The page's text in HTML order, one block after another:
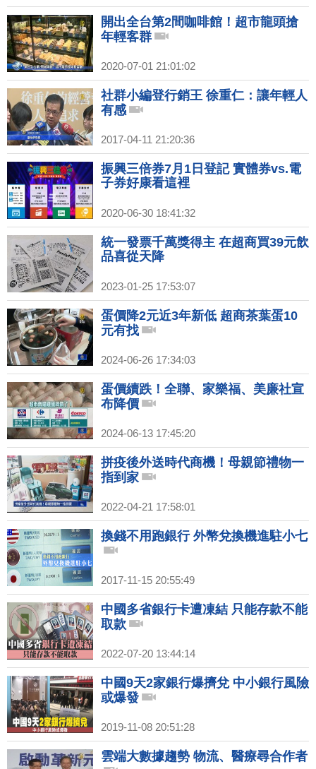
開出全台第2間咖啡館！超市龍頭搶
年輕客群
2020-07-01 21:01:02
社群小編登行銷王 徐重仁：讓年輕人
有感
2017-04-11 21:20:36
振興三倍券7月1日登記 實體券vs.電
子券好康看這裡
2020-06-30 18:41:32
統一發票千萬獎得主 在超商買39元飲
品喜從天降
2023-01-25 17:53:07
蛋價降2元近3年新低 超商茶葉蛋10
元有找
2024-06-26 17:34:03
蛋價續跌！全聯、家樂福、美廉社宣
布降價
2024-06-13 17:45:20
拼疫後外送時代商機！母親節禮物一
指到家
2022-04-21 17:58:01
換錢不用跑銀行 外幣兌換機進駐小七
2017-11-15 20:55:49
中國多省銀行卡遭凍結 只能存款不能
取款
2022-07-20 13:44:14
中國9天2家銀行爆擠兌 中小銀行風險
或爆發
2019-11-08 20:51:28
雲端大數據趨勢 物流、醫療尋合作者